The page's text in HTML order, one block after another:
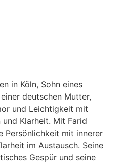
in Köln, Sohn eines
deutschen Mutter,
und Leichtigkeit mit
Klarheit. Mit Farid
Persönlichkeit mit innerer
im Austausch. Seine
Gespür und seine